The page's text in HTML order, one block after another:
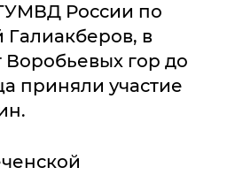
России по
в
Воробьевых гор до
приняли участие